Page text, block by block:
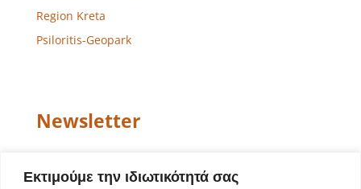
Εκτιμούμε την ιδιωτικότητά σας
Region Kreta
Psiloritis-Geopark
Newsletter